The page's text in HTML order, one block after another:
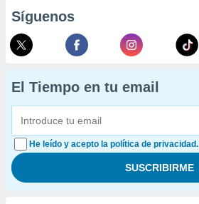
Síguenos
El Tiempo en tu email
He leído y acepto la política de privacidad.